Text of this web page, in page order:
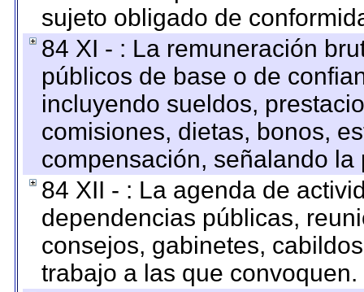
sujeto obligado de
84 XI - : La remuneración
públicos de base o de
incluyendo sueldos,
comisiones, dietas, bonos,
compensación, señalando
84 XII - : La agenda de
dependencias públicas,
consejos, gabinetes,
trabajo a las que convoquen.